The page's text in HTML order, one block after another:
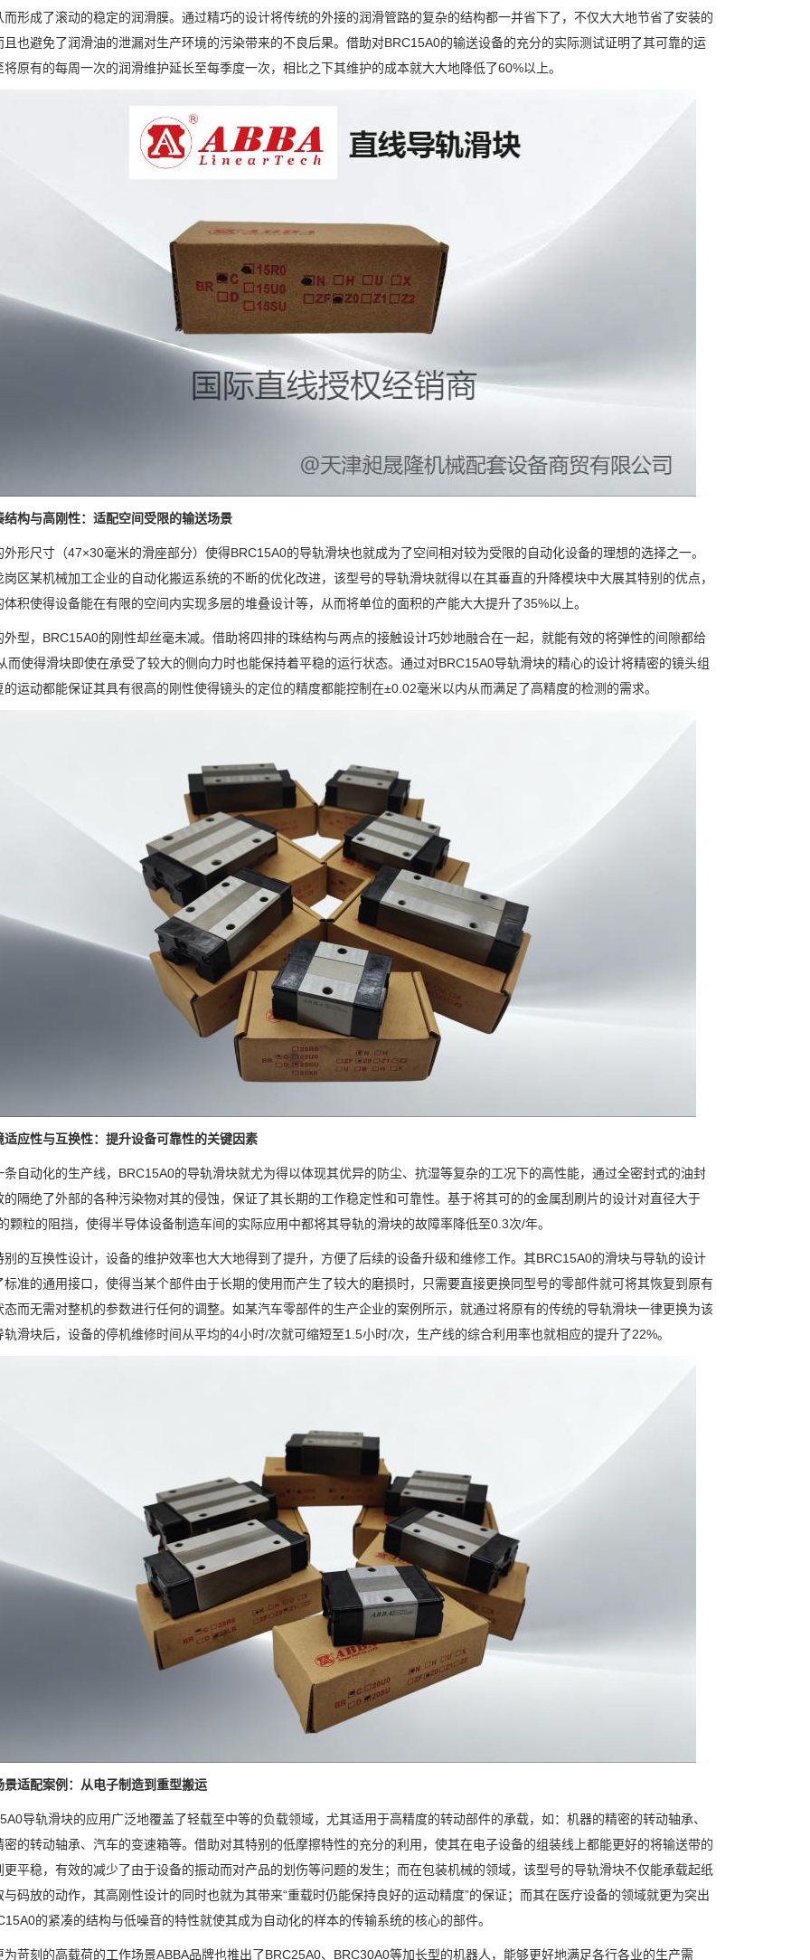
而形成了滚动的稳定的润滑膜。通过精巧的设计将传统的外接的润滑管路的复杂的结构都一并省下了，不仅大大地节省了安装的
且也避免了润滑油的泄漏对生产环境的污染带来的不良后果。借助对BRC15A0的输送设备的充分的实际测试证明了其可靠的运
将原有的每周一次的润滑维护延长至每季度一次，相比之下其维护的成本就大大地降低了60%以上。
结构与高刚性：适配空间受限的输送场景
外形尺寸（47×30毫米的滑座部分）使得BRC15A0的导轨滑块也就成为了空间相对较为受限的自动化设备的理想的选择之一。
岗区某机械加工企业的自动化搬运系统的不断的优化改进，该型号的导轨滑块就得以在其垂直的升降模块中大展其特别的优点，
体积使得设备能在有限的空间内实现多层的堆叠设计等，从而将单位的面积的产能大大提升了35%以上。
外型，BRC15A0的刚性却丝毫未减。借助将四排的珠结构与两点的接触设计巧妙地融合在一起，就能有效的将弹性的间隙都给
而使得滑块即使在承受了较大的侧向力时也能保持着平稳的运行状态。通过对BRC15A0导轨滑块的精心的设计将精密的镜头组
的运动都能保证其具有很高的刚性使得镜头的定位的精度都能控制在±0.02毫米以内从而满足了高精度的检测的需求。
适应性与互换性：提升设备可靠性的关键因素
条自动化的生产线，BRC15A0的导轨滑块就尤为得以体现其优异的防尘、抗湿等复杂的工况下的高性能，通过全密封式的油封
的隔绝了外部的各种污染物对其的侵蚀，保证了其长期的工作稳定性和可靠性。基于将其可的的金属刮刷片的设计对直径大于
颗粒的阻挡，使得半导体设备制造车间的实际应用中都将其导轨的滑块的故障率降低至0.3次/年。
别的互换性设计，设备的维护效率也大大地得到了提升，方便了后续的设备升级和维修工作。其BRC15A0的滑块与导轨的设计
标准的通用接口，使得当某个部件由于长期的使用而产生了较大的磨损时，只需要直接更换同型号的零部件就可将其恢复到原有
态而无需对整机的参数进行任何的调整。如某汽车零部件的生产企业的案例所示，就通过将原有的传统的导轨滑块一律更换为该
轨滑块后，设备的停机维修时间从平均的4小时/次就可缩短至1.5小时/次，生产线的综合利用率也就相应的提升了22%。
景适配案例：从电子制造到重型搬运
导轨滑块的应用广泛地覆盖了轻载至中等的负载领域，尤其适用于高精度的转动部件的承载，如：机器的精密的转动轴承、
密的转动轴承、汽车的变速箱等。借助对其特别的低摩擦特性的充分的利用，使其在电子设备的组装线上都能更好的将输送带的
更平稳，有效的减少了由于设备的振动而对产品的划伤等问题的发生；而在包装机械的领域，该型号的导轨滑块不仅能承载起纸
与码放的动作，其高刚性设计的同时也就为其带来“重载时仍能保持良好的运动精度”的保证；而其在医疗设备的领域就更为突出
的紧凑的结构与低噪音的特性就使其成为自动化的样本的传输系统的核心的部件。
为苛刻的高载荷的工作场景ABBA品牌也推出了BRC25A0、BRC30A0等加长型的机器人，能够更好地满足各行各业的生产需